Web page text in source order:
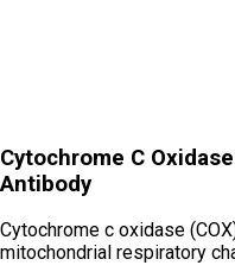
Cytochrome C
Antibody
Cytochrome c oxidase
mitochondrial respiratory